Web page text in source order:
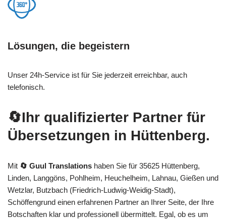
Lösungen, die begeistern
Unser 24h-Service ist für Sie jederzeit erreichbar, auch
telefonisch.
🔄Ihr qualifizierter Partner für
Übersetzungen in Hüttenberg.
Mit 🔄 Guul Translations haben Sie für 35625 Hüttenberg,
Linden, Langgöns, Pohlheim, Heuchelheim, Lahnau, Gießen und
Wetzlar, Butzbach (Friedrich-Ludwig-Weidig-Stadt),
Schöffengrund einen erfahrenen Partner an Ihrer Seite, der Ihre
Botschaften klar und professionell übermittelt. Egal, ob es um